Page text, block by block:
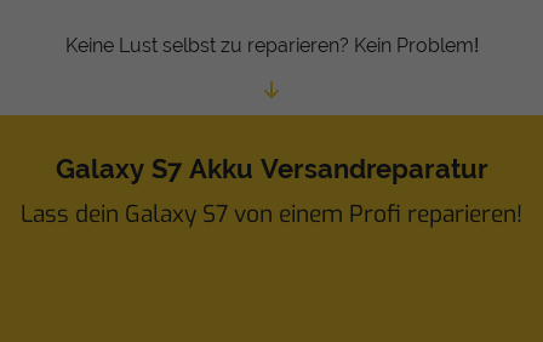
Keine Lust selbst zu reparieren? Kein Problem!
Galaxy S7 Akku Versandreparatur
Lass dein Galaxy S7 von einem Profi reparieren!